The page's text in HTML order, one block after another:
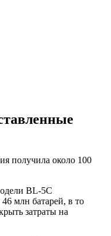
получила около 100
BL-5C
млн батарей, в то
затраты на